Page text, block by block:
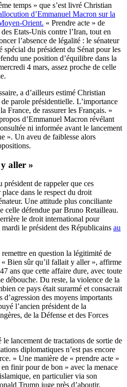
temps » que s’est livré Christian
d’Emmanuel Macron sur la
Orient. « Prendre acte » de
Etats-Unis contre l’Iran, tout en
l’absence de légalité : le sénateur
du président du Sénat pour les
une position d’équilibre dans la
4 mars, assez proche de celle
a d’ailleurs estimé Christian
parole présidentielle. L’importance
France, de rassurer les Français. »
d’Emmanuel Macron révélant
ni informée avant le lancement
». Un aveu de faiblesse alors
aller »
de rappeler que ces
dans le respect du droit
Une attitude plus conciliante
celle défendue par Bruno Retailleau.
le droit international pour
le président des Républicains au
en question la légitimité de
« Bien sûr qu’il fallait y aller », affirme
ans que cette affaire dure, avec toute
débouche. Du reste, la violence de la
ce pays était surarmé et consacrait
d’agression des moyens importants
l’ancien président de la
de la Défense et des Forces
le lancement de tractations de sortie de
diplomatiques n’est pas encore
» Une manière de « prendre acte »
finir pour de bon » avec la menace
en particulier via son
Trump juge près d’aboutir.